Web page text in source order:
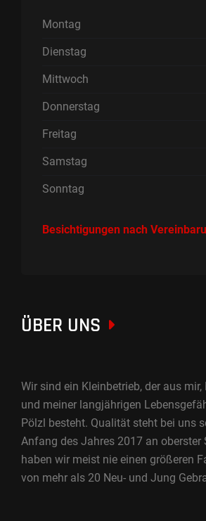
Montag
Dienstag
Mittwoch
Donnerstag
Freitag
Samstag
Sonntag
Besichtigungen nach
ÜBER UNS
Wir sind ein Kleinbetrieb, der aus
und meiner langjährigen
Pölzl besteht. Qualität steht bei uns
Anfang des Jahres 2017 an oberster
haben wir meist nie einen größeren
von mehr als 20 Neu- und Jung